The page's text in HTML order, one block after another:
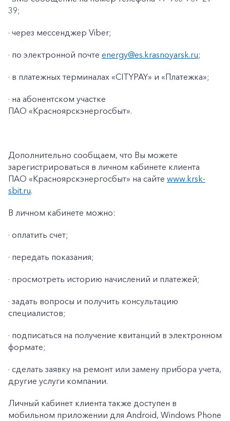
Корпоративным клиентам
39;
· через мессенджер Viber;
· по электронной почте energy@es.krasnoyarsk.ru;
· в платежных терминалах «CITYPAY» и «Платежка»;
· на абонентском участке
ПАО «Красноярскэнергосбыт».
Дополнительно сообщаем, что Вы можете
зарегистрироваться в личном кабинете клиента
ПАО «Красноярскэнергосбыт» на сайте www.krsk-
sbit.ru.
В личном кабинете можно:
· оплатить счет;
· передать показания;
· просмотреть историю начислений и платежей;
· задать вопросы и получить консультацию
специалистов;
· подписаться на получение квитанций в электронном
формате;
· сделать заявку на ремонт или замену прибора учета,
другие услуги компании.
Личный кабинет клиента также доступен в
мобильном приложении для Android, Windows Phone